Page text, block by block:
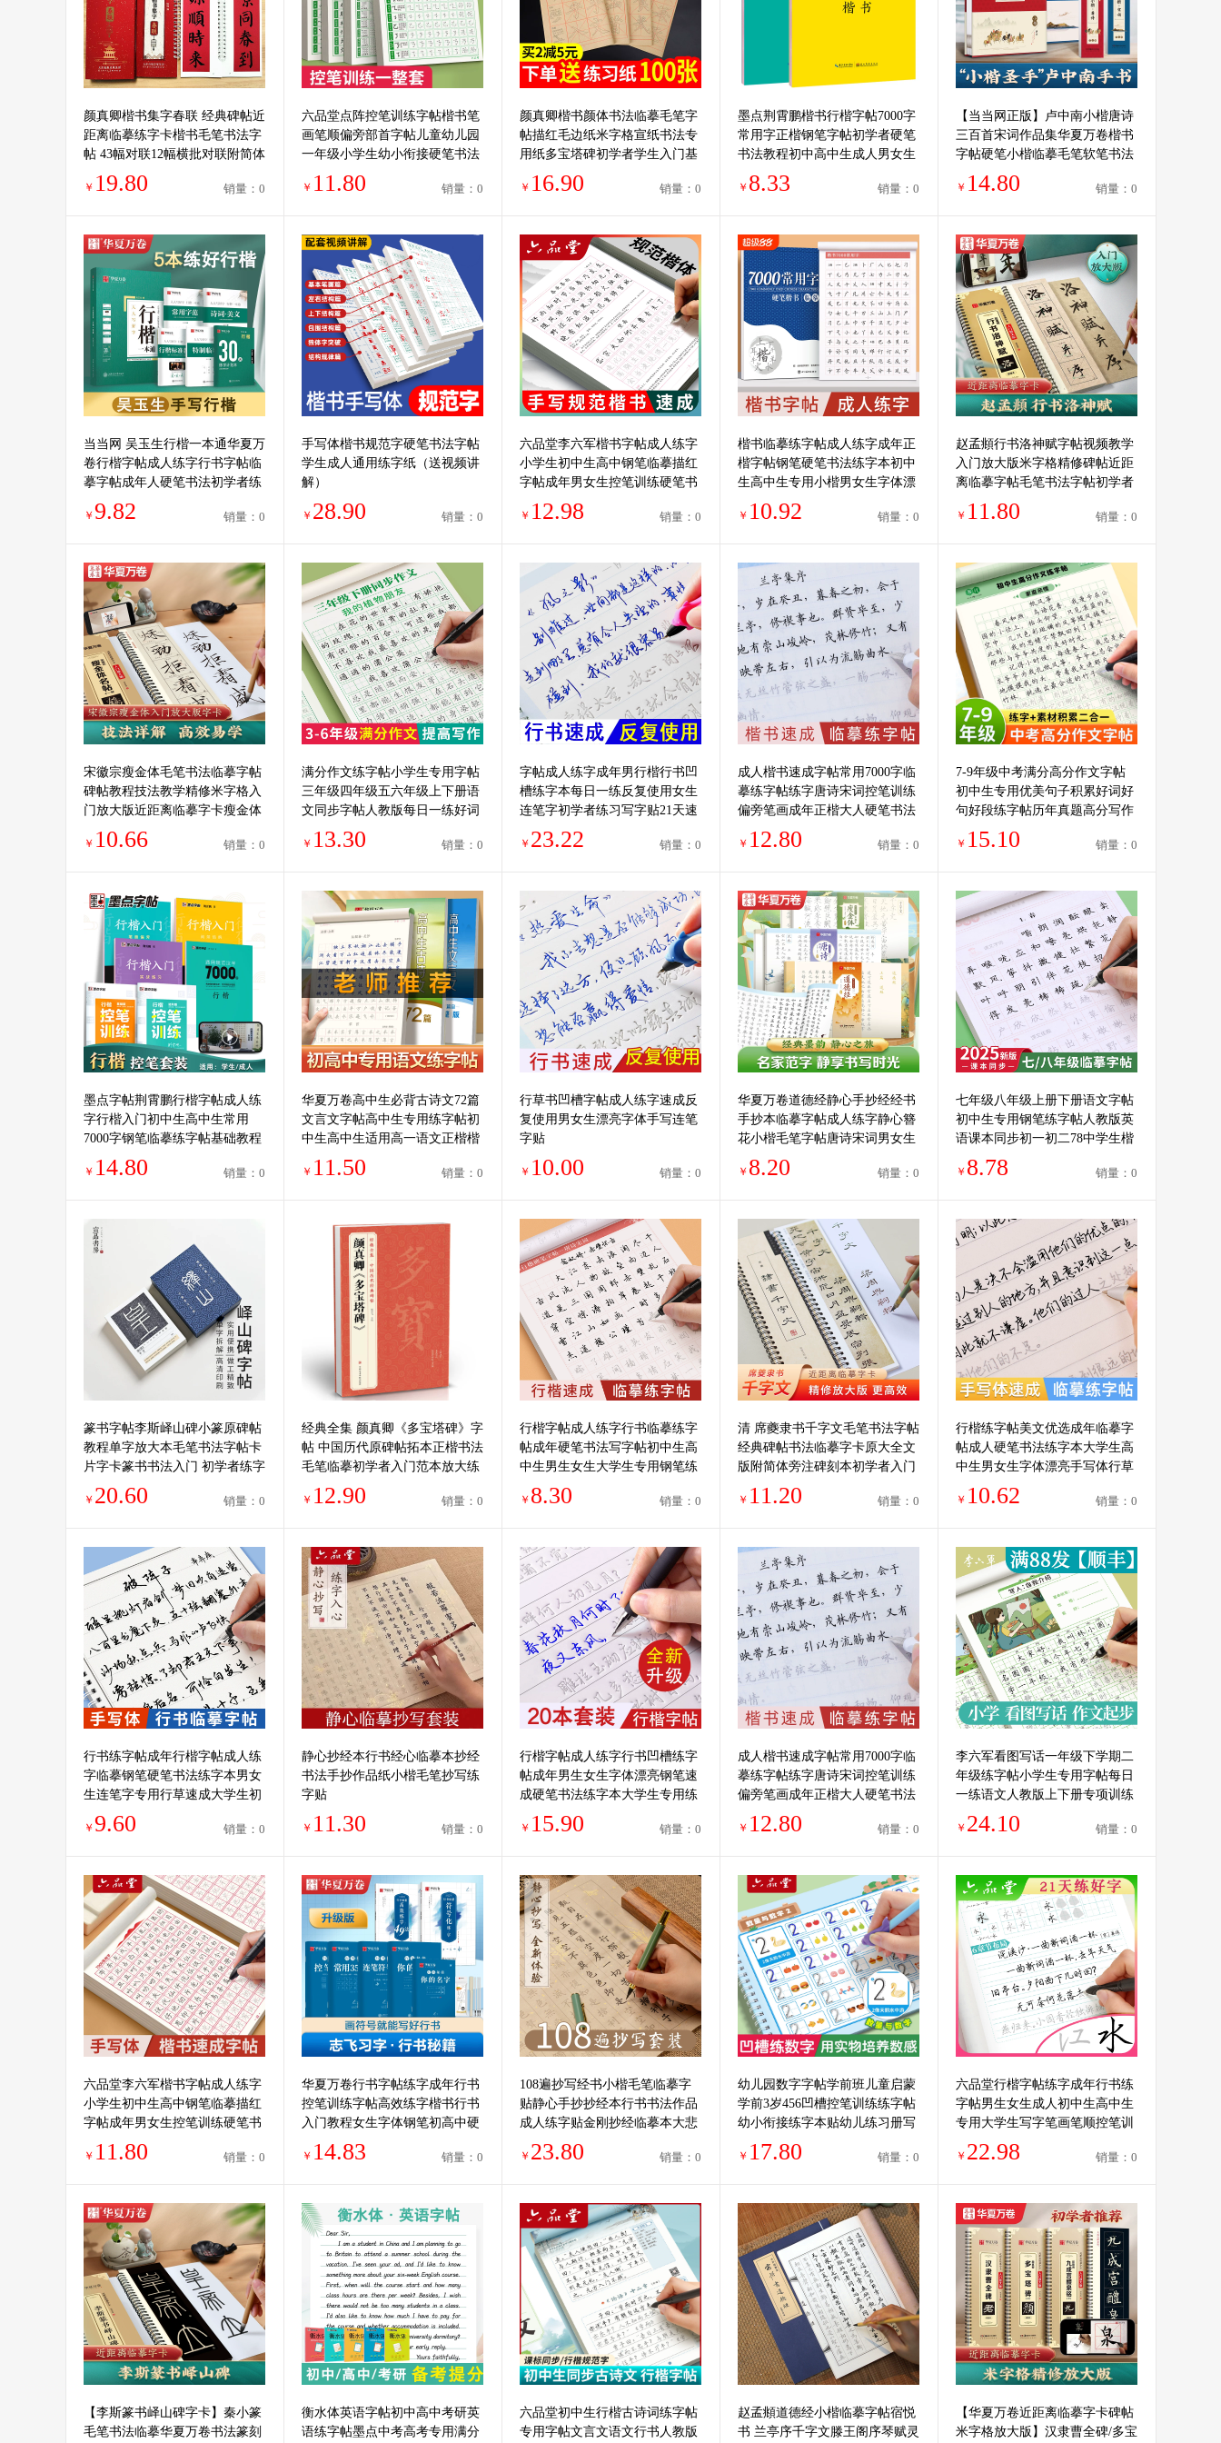
颜真卿楷书集字春联 经典碑帖近
距离临摹练字卡楷书毛笔书法字
帖 43幅对联12幅横批对联附简体
旁注楷书毛笔字帖
￥ 19.80 销量：0
六品堂点阵控笔训练字帖楷书笔
画笔顺偏旁部首字帖儿童幼儿园
一年级小学生幼小衔接硬笔书法
练字本初学者入门套装钢笔专用
练字字帖
￥ 11.80 销量：0
颜真卿楷书颜体书法临摹毛笔字
帖描红毛边纸米字格宣纸书法专
用纸多宝塔碑初学者学生入门基
础笔画练习用纸
￥ 16.90 销量：0
墨点荆霄鹏楷书行楷字帖7000字
常用字正楷钢笔字帖初学者硬笔
书法教程初中高中生成人男女生
字体漂亮行书入门速成笔画笔顺
练字帖
￥ 8.33 销量：0
【当当网正版】卢中南小楷唐诗
三百首宋词作品集华夏万卷楷书
字帖硬笔小楷临摹毛笔软笔书法
爱好者女生练字古诗词字帖成人
练字书法
￥ 14.80 销量：0
当当网 吴玉生行楷一本通华夏万
卷行楷字帖成人练字行书字帖临
摹字帖成年人硬笔书法初学者练
字本高初中生入门钢笔女生字体
连笔字
￥ 9.82 销量：0
手写体楷书规范字硬笔书法字帖
学生成人通用练字纸（送视频讲
解）
￥ 28.90 销量：0
六品堂李六军楷书字帖成人练字
小学生初中生高中钢笔临摹描红
字帖成年男女生控笔训练硬笔书
法练字帖本专用入门练习写字帖
楷体正楷
￥ 12.98 销量：0
楷书临摹练字帖成人练字成年正
楷字帖钢笔硬笔书法练字本初中
生高中生专用小楷男女生字体漂
亮入门套装贴练习控笔训练速成
笔画描红
￥ 10.92 销量：0
赵孟頫行书洛神赋字帖视频教学
入门放大版米字格精修碑帖近距
离临摹字帖毛笔书法字帖初学者
入门洛神赋临摹字卡临帖赵孟俯
行书字帖
￥ 11.80 销量：0
宋徽宗瘦金体毛笔书法临摹字帖
碑帖教程技法教学精修米字格入
门放大版近距离临摹字卡瘦金体
名帖十一种经典碑帖宋徽宗瘦金
体字帖
￥ 10.66 销量：0
满分作文练字帖小学生专用字帖
三年级四年级五六年级上下册语
文同步字帖人教版每日一练好词
好句优美句子积累练习钢笔书法
练字本
￥ 13.30 销量：0
字帖成人练字成年男行楷行书凹
槽练字本每日一练反复使用女生
连笔字初学者练习写字贴21天速
成神器草书行草硬笔书法临摹钢
笔练字帖
￥ 23.22 销量：0
成人楷书速成字帖常用7000字临
摹练字帖练字唐诗宋词控笔训练
偏旁笔画成年正楷大人硬笔书法
字帖古诗词男女生钢笔初中高中
生字体
￥ 12.80 销量：0
7-9年级中考满分高分作文字帖
初中生专用优美句子积累好词好
句好段练字帖历年真题高分写作
七八九作文素材初一二三正楷书
钢笔描红
￥ 15.10 销量：0
墨点字帖荆霄鹏行楷字帖成人练
字行楷入门初中生高中生常用
7000字钢笔临摹练字帖基础教程
成年男生女生控笔训练专用硬笔
书法练字本
￥ 14.80 销量：0
华夏万卷高中生必背古诗文72篇
文言文字帖高中生专用练字帖初
中生高中生适用高一语文正楷楷
书字帖衡水体同步专项提升临摹
高考必背
￥ 11.50 销量：0
行草书凹槽字帖成人练字速成反
复使用男女生漂亮字体手写连笔
字贴
￥ 10.00 销量：0
华夏万卷道德经静心手抄经经书
手抄本临摹字帖成人练字静心簪
花小楷毛笔字帖唐诗宋词男女生
漂亮字体描红作品书法练习纸
￥ 8.20 销量：0
七年级八年级上册下册语文字帖
初中生专用钢笔练字帖人教版英
语课本同步初一初二78中学生楷
书写字帖正楷硬笔书法古诗词临
摹练字本
￥ 8.78 销量：0
篆书字帖李斯峄山碑小篆原碑帖
教程单字放大本毛笔书法字帖卡
片字卡篆书书法入门 初学者练字
专用临摹练字帖
￥ 20.60 销量：0
经典全集 颜真卿《多宝塔碑》字
帖 中国历代原碑帖拓本正楷书法
毛笔临摹初学者入门范本放大练
字版教程正版美术书籍
￥ 12.90 销量：0
行楷字帖成人练字行书临摹练字
帖成年硬笔书法写字帖初中生高
中生男生女生大学生专用钢笔练
习字帖连笔字初学者速成每日一
练练字本
￥ 8.30 销量：0
清 席夔隶书千字文毛笔书法字帖
经典碑帖书法临摹字卡原大全文
版附简体旁注碑刻本初学者入门
教原碑字卡近距离临摹字帖
￥ 11.20 销量：0
行楷练字帖美文优选成年临摹字
帖成人硬笔书法练字本大学生高
中生男女生字体漂亮手写体行草
临摹草书连笔字初学者入门速成
写字钢笔
￥ 10.62 销量：0
行书练字帖成年行楷字帖成人练
字临摹钢笔硬笔书法练字本男女
生连笔字专用行草速成大学生初
中生高中大人常用3000字草书控
笔训练
￥ 9.60 销量：0
静心抄经本行书经心临摹本抄经
书法手抄作品纸小楷毛笔抄写练
字贴
￥ 11.30 销量：0
行楷字帖成人练字行书凹槽练字
帖成年男生女生字体漂亮钢笔速
成硬笔书法练字本大学生专用练
习写字帖贴大气初学者楷书反复
使用高中
￥ 15.90 销量：0
成人楷书速成字帖常用7000字临
摹练字帖练字唐诗宋词控笔训练
偏旁笔画成年正楷大人硬笔书法
字帖古诗词男女生钢笔初中高中
生字体
￥ 12.80 销量：0
李六军看图写话一年级下学期二
年级练字帖小学生专用字帖每日
一练语文人教版上下册专项训练
作文范文大全儿童练习本硬笔书
法
￥ 24.10 销量：0
六品堂李六军楷书字帖成人练字
小学生初中生高中钢笔临摹描红
字帖成年男女生控笔训练硬笔书
法练字帖本专用入门练习写字帖
楷体正楷
￥ 11.80 销量：0
华夏万卷行书字帖练字成年行书
控笔训练字帖高效练字楷书行书
入门教程女生字体钢笔初高中硬
笔笔画成年男大学生临摹书法本
志飞习字
￥ 14.83 销量：0
108遍抄写经书小楷毛笔临摹字
贴静心手抄抄经本行书书法作品
成人练字贴金刚抄经临摹本大悲
地藏经书抄写套装
￥ 23.80 销量：0
幼儿园数字字帖学前班儿童启蒙
学前3岁456凹槽控笔训练练字帖
幼小衔接练字本贴幼儿练习册写
字帖专用描红本绘画中班大班初
学者入门
￥ 17.80 销量：0
六品堂行楷字帖练字成年行书练
字帖男生女生成人初中生高中生
专用大学生写字笔画笔顺控笔训
练描红硬笔钢笔练字神器临摹练
习字帖
￥ 22.98 销量：0
【李斯篆书峄山碑字卡】秦小篆
毛笔书法临摹华夏万卷书法篆刻
衡水体英语字帖初中高中考研英
语练字帖墨点中考高考专用满分
六品堂初中生行楷古诗词练字帖
专用字帖文言文语文行书人教版
赵孟頫道德经小楷临摹字帖宿悦
书 兰亭序千字文滕王阁序琴赋灵
【华夏万卷近距离临摹字卡碑帖
米字格放大版】汉隶曹全碑/多宝